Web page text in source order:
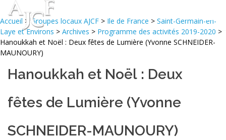
Accueil >Groupes locaux AJCF > Ile de France > Saint-Germain-en-
Laye et Environs > Archives > Programme des activités 2019-2020 >
Hanoukkah et Noël : Deux fêtes de Lumière (Yvonne SCHNEIDER-
MAUNOURY)
Hanoukkah et Noël : Deux
fêtes de Lumière (Yvonne
SCHNEIDER-MAUNOURY)